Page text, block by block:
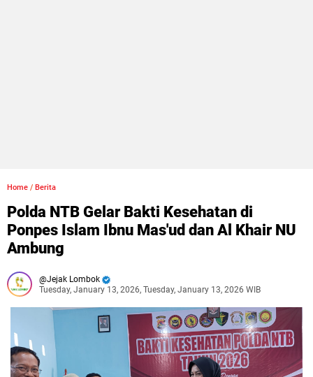
Home / Berita
Polda NTB Gelar Bakti Kesehatan di
Ponpes Islam Ibnu Mas'ud dan Al Khair NU
Ambung
Jejak Lombok
Tuesday, January 13, 2026, Tuesday, January 13, 2026 WIB